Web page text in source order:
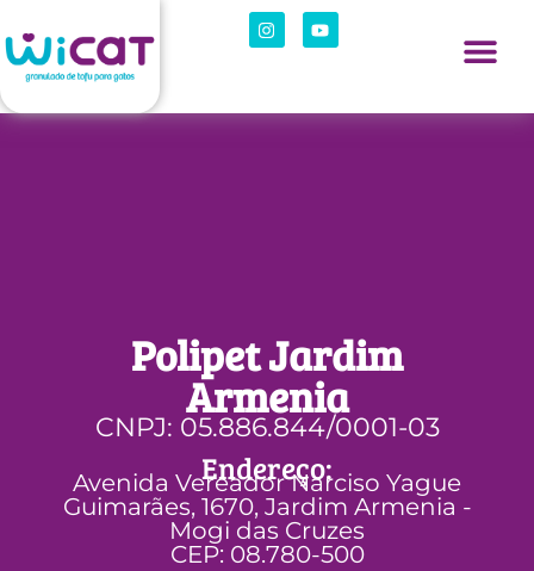
Polipet Jardim
Armenia
CNPJ: 05.886.844/0001-03
Endereço:
Avenida Vereador Narciso Yague
Guimarães, 1670, Jardim Armenia -
Mogi das Cruzes
CEP: 08.780-500